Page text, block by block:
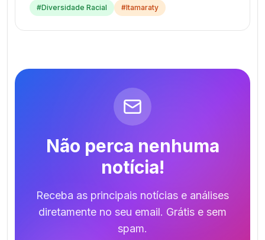
#Diversidade Racial #Itamaraty
Não perca nenhuma
notícia!
Receba as principais notícias e análises
diretamente no seu email. Grátis e sem
spam.